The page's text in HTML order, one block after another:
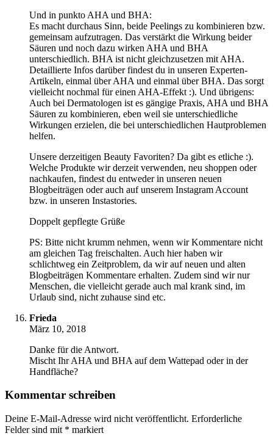
Und in punkto AHA und BHA:
Es macht durchaus Sinn, beide Peelings zu kombinieren bzw.
gemeinsam aufzutragen. Das verstärkt die Wirkung beider
Säuren und noch dazu wirken AHA und BHA
unterschiedlich. BHA ist nicht gleichzusetzen mit AHA.
Detaillierte Infos darüber findest du in unseren Experten-
Artikeln, einmal über AHA und einmal über BHA. Das sorgt
vielleicht nochmal für einen AHA-Effekt :). Und übrigens:
Auch bei Dermatologen ist es gängige Praxis, AHA und BHA
Säuren zu kombinieren, eben weil sie unterschiedliche
Wirkungen erzielen, die bei unterschiedlichen Hautproblemen
helfen.
Unsere derzeitigen Beauty Favoriten? Da gibt es etliche :).
Welche Produkte wir derzeit verwenden, neu shoppen oder
nachkaufen, findest du entweder in unseren neuen
Blogbeiträgen oder auch auf unserem Instagram Account
bzw. in unseren Instastories.
Doppelt gepflegte Grüße
PS: Bitte nicht krumm nehmen, wenn wir Kommentare nicht
am gleichen Tag freischalten. Auch hier haben wir
schlichtweg ein Zeitproblem, da wir auf neuen und alten
Blogbeiträgen Kommentare erhalten. Zudem sind wir nur
Menschen, die vielleicht gerade auch mal krank sind, im
Urlaub sind, nicht zuhause sind etc.
Frieda
März 10, 2018
Danke für die Antwort.
Mischt Ihr AHA und BHA auf dem Wattepad oder in der
Handfläche?
Kommentar schreiben
Deine E-Mail-Adresse wird nicht veröffentlicht. Erforderliche
Felder sind mit * markiert